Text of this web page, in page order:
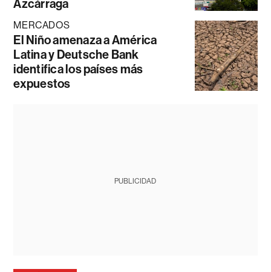
Azcárraga
MERCADOS
El Niño amenaza a América
Latina y Deutsche Bank
identifica los países más
expuestos
PUBLICIDAD